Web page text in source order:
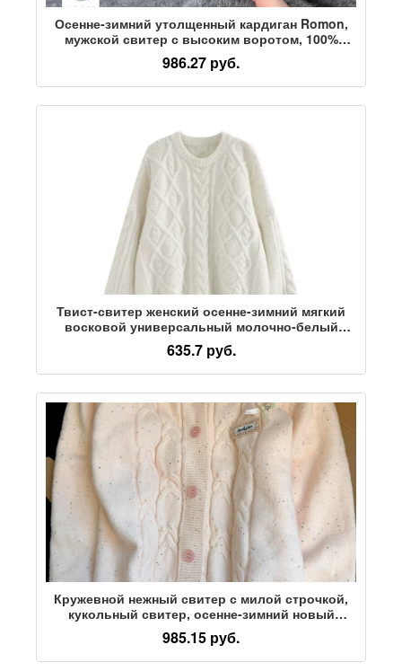
Осенне-зимний утолщенный кардиган Romon,
мужской свитер с высоким воротом, 100%
натуральная шерсть, вязаный однотонный
кашемировый свитер
986.27 руб.
Твист-свитер женский осенне-зимний мягкий
восковой универсальный молочно-белый
свободный пуловер с круглым вырезом и
ленивым ветром, верхняя одежда, свитер
635.7 руб.
Кружевной нежный свитер с милой строчкой,
кукольный свитер, осенне-зимний новый
кружевной вязаный кардиган, куртка-топ
985.15 руб.